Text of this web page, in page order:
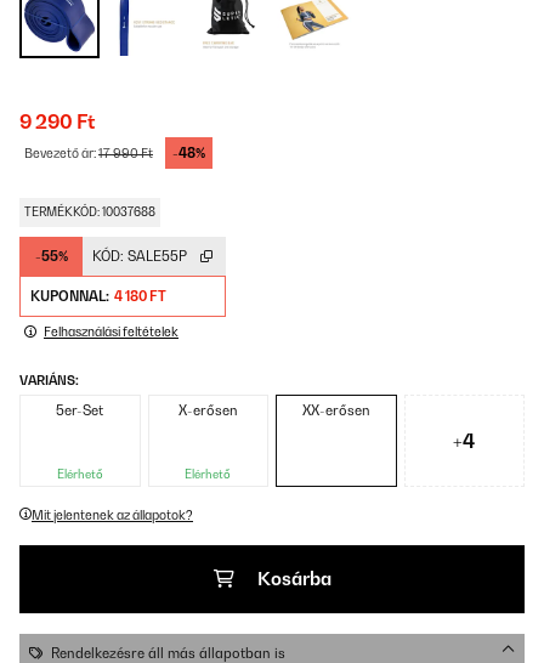
9 290 Ft
Bevezető ár:17 990 Ft -48%
TERMÉKKÓD: 10037688
-55% KÓD: SALE55P
KUPONNAL: 4 180 FT
Felhasználási feltételek
VARIÁNS:
5er-Set
Elérhető
X-erősen
Elérhető
XX-erősen
+4
Mit jelentenek az állapotok?
Kosárba
Rendelkezésre áll más állapotban is